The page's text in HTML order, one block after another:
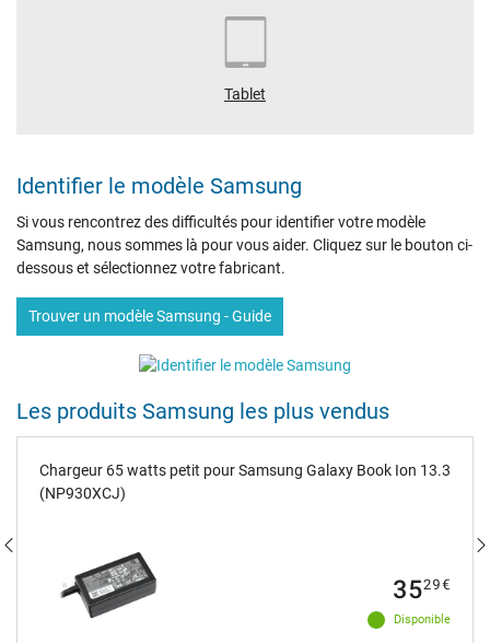
Tablet
Identifier le modèle Samsung
Si vous rencontrez des difficultés pour identifier votre modèle
Samsung, nous sommes là pour vous aider. Cliquez sur le bouton ci-
dessous et sélectionnez votre fabricant.
Trouver un modèle Samsung - Guide
Les produits Samsung les plus vendus
Chargeur 65 watts petit pour Samsung Galaxy Book Ion 13.3
(NP930XCJ)
Disponible
3529€